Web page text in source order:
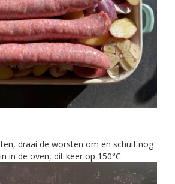
draai de worsten om en schuif nog
in de oven, dit keer op 150°C.